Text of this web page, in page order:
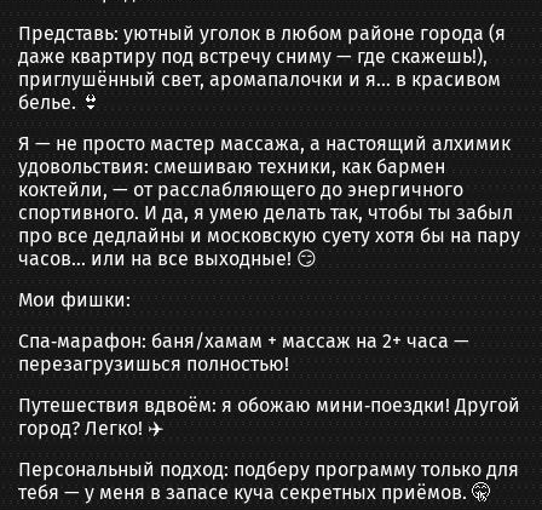
Представь: уютный уголок в любом районе города (я
даже квартиру под встречу сниму — где скажешь!),
приглушённый свет, аромапалочки и я… в красивом
белье. 👙
Я — не просто мастер массажа, а настоящий алхимик
удовольствия: смешиваю техники, как бармен
коктейли, — от расслабляющего до энергичного
спортивного. И да, я умею делать так, чтобы ты забыл
про все дедлайны и московскую суету хотя бы на пару
часов… или на все выходные! 😏
Мои фишки:
Спа‑марафон: баня/хамам + массаж на 2+ часа —
перезагрузишься полностью!
Путешествия вдвоём: я обожаю мини‑поездки! Другой
город? Легко! ✈️
Персональный подход: подберу программу только для
тебя — у меня в запасе куча секретных приёмов. 🤫